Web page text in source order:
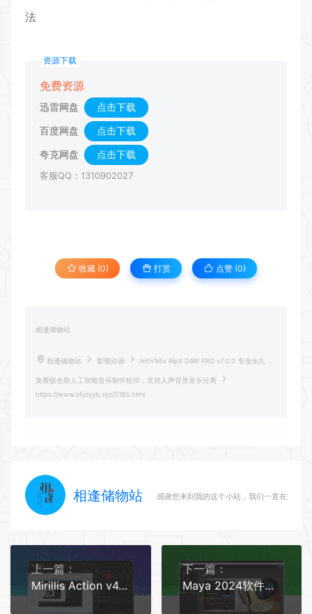
法
资源下载
免费资源
迅雷网盘
点击下载
百度网盘
点击下载
夸克网盘
点击下载
客服QQ：1310902027
收藏 (0) 打赏 点赞 (0)
相逢储物站
相逢储物站 影视动画 Hit’n’Mix RipX DAW PRO v7.0.0 专业永久
免费版全新人工智能音乐制作软件，支持人声背景音乐分离
https://www.xfyzyyb.xyz/2185.html
相逢储物站 感谢您来到我的这个小站，我们一直在路上
上一篇：
Mirillis Action v4.38.2 便携免安装修改版
下一篇：
Maya 2024软件安装教程附下载链接